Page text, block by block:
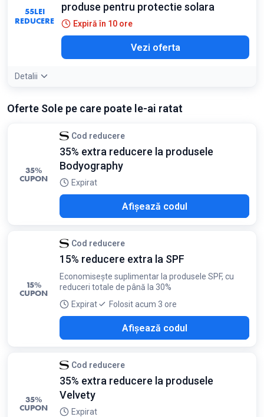
55LEI
REDUCERE
produse pentru protectie solara
Expiră în 10 ore
Vezi oferta
Detalii
Oferte Sole pe care poate le-ai ratat
35%
CUPON
Cod reducere
35% extra reducere la produsele
Bodyography
Expirat
Afișează codul
15%
CUPON
Cod reducere
15% reducere extra la SPF
Economisește suplimentar la produsele SPF, cu
reduceri totale de până la 30%
Expirat
Folosit acum 3 ore
Afișează codul
35%
CUPON
Cod reducere
35% extra reducere la produsele
Velvety
Expirat